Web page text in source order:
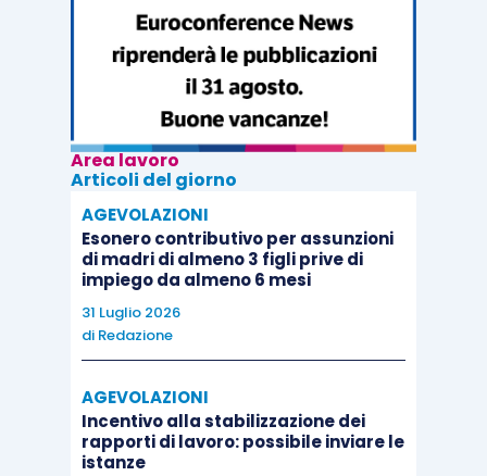
negato l’esistenza del rapporto di lavoro –
le somme corrisposte devono essere
considerate integralmente come importi
lordi, e non può applicarsi un meccanismo
di “lordizzazione” della retribuzione
percepita;
accoglie il terzo motivo del ricorso: I
Supremi giudici ritengono errato il
giudizio della Corte territoriale laddove ha
stabilito che, esclusa la prova del
mancata prova del licenziamento non
comporta automaticamente la prova delle
Area lavoro
Articoli del giorno
AGEVOLAZIONI
Esonero contributivo per assunzioni
di madri di almeno 3 figli prive di
impiego da almeno 6 mesi
31 Luglio 2026
di Redazione
AGEVOLAZIONI
Incentivo alla stabilizzazione dei
rapporti di lavoro: possibile inviare le
istanze